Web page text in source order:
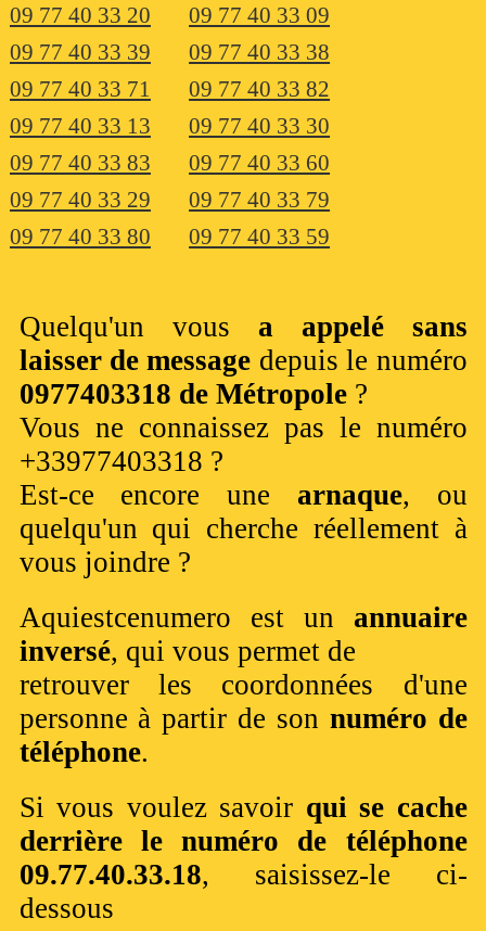
09 77 40 33 20
09 77 40 33 09
09 77 40 33 39
09 77 40 33 38
09 77 40 33 71
09 77 40 33 82
09 77 40 33 13
09 77 40 33 30
09 77 40 33 83
09 77 40 33 60
09 77 40 33 29
09 77 40 33 79
09 77 40 33 80
09 77 40 33 59
Quelqu'un vous a appelé sans
laisser de message depuis le numéro
0977403318 de Métropole?
Vous ne connaissez pas le numéro
+33977403318 ?
Est-ce encore une arnaque, ou
quelqu'un qui cherche réellement à
vous joindre ?
Aquiestcenumero est un annuaire
inversé, qui vous permet de
retrouver les coordonnées d'une
personne à partir de son numéro de
téléphone.
Si vous voulez savoir qui se cache
derrière le numéro de téléphone
09.77.40.33.18, saisissez-le ci-
dessous